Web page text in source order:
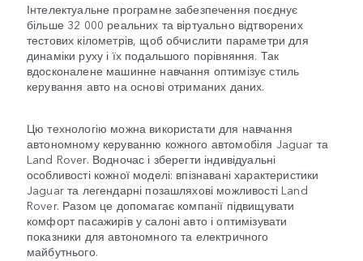
Інтелектуальне програмне забезпечення поєднує
більше 32 000 реальних та віртуально відтворених
тестових кілометрів, щоб обчислити параметри для
динаміки руху і їх подальшого порівняння. Так
вдосконалене машинне навчання оптимізує стиль
керування авто на основі отриманих даних.
Цю технологію можна використати для навчання
автономному керуванню кожного автомобіля Jaguar та
Land Rover. Водночас і зберегти індивідуальні
особливості кожної моделі: впізнавані характеристики
Jaguar та легендарні позашляхові можливості Land
Rover. Разом це допомагає компанії підвищувати
комфорт пасажирів у салоні авто і оптимізувати
показники для автономного та електричного
майбутнього.